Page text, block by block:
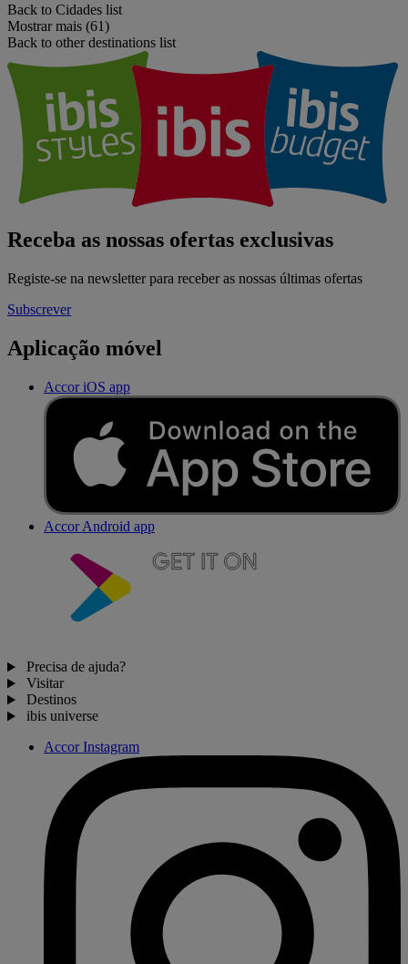
Back to Cidades list
Mostrar mais (61)
Back to other destinations list
Receba as nossas ofertas exclusivas
Registe-se na newsletter para receber as nossas últimas ofertas
Subscrever
Aplicação móvel
Accor iOS app
Accor Android app
Precisa de ajuda?
Visitar
Destinos
ibis universe
Accor Instagram